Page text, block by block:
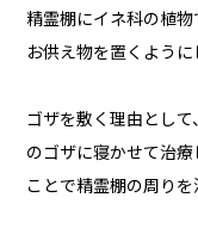
精霊棚にイネ科の植
お供え物を置くように
ゴザを敷く理由とし
のゴザに寝かせて治
ことで精霊棚の周りを